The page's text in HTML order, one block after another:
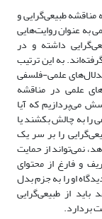
مناقشه ‌طبیعی‌گرایی و
به عنوان روایت‌‌هایی
داشته و در
به این ترتیب
علمی-فلسفی
علمی در مناقشه
می‌پردازیم که آیا
را به چالش بکشند یا
را بر سر یک
نمی‌تواند از حمایت
و فارغ از محتوای
او را به جزم بدل
از ‌طبیعی‌گرایی
بردارد.